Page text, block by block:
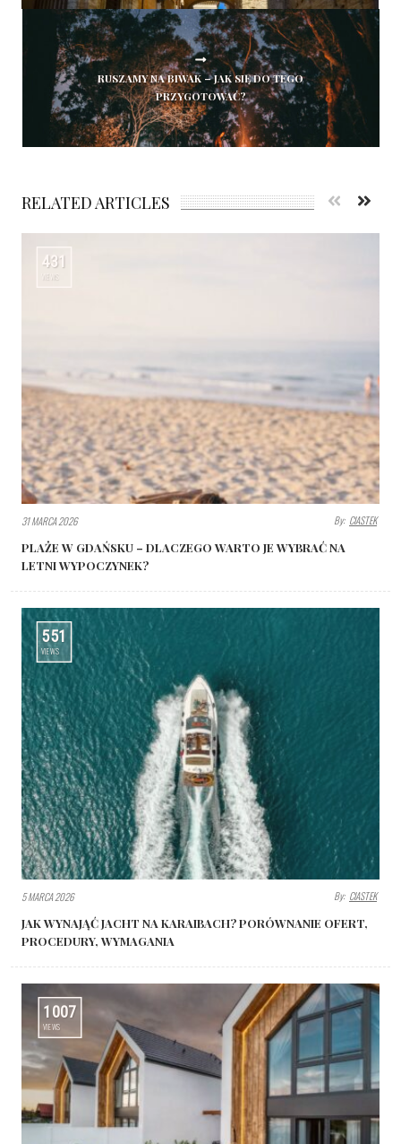
RUSZAMY NA BIWAK – JAK SIĘ DO TEGO
PRZYGOTOWAĆ?
RELATED ARTICLES
431
VIEWS
31 MARCA 2026 By: CIASTEK
PLAŻE W GDAŃSKU – DLACZEGO WARTO JE WYBRAĆ NA
LETNI WYPOCZYNEK?
551
VIEWS
5 MARCA 2026 By: CIASTEK
JAK WYNAJĄĆ JACHT NA KARAIBACH? PORÓWNANIE OFERT,
PROCEDURY, WYMAGANIA
1007
VIEWS